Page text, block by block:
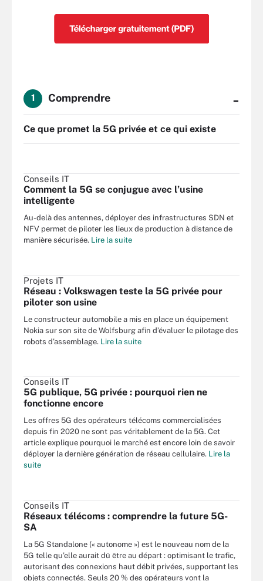
1 Comprendre -
Ce que promet la 5G privée et ce qui existe
Conseils IT
Comment la 5G se conjugue avec l’usine
intelligente
Au-delà des antennes, déployer des infrastructures SDN et
NFV permet de piloter les lieux de production à distance de
manière sécurisée. Lire la suite
Projets IT
Réseau : Volkswagen teste la 5G privée pour
piloter son usine
Le constructeur automobile a mis en place un équipement
Nokia sur son site de Wolfsburg afin d’évaluer le pilotage des
robots d’assemblage. Lire la suite
Conseils IT
5G publique, 5G privée : pourquoi rien ne
fonctionne encore
Les offres 5G des opérateurs télécoms commercialisées
depuis fin 2020 ne sont pas véritablement de la 5G. Cet
article explique pourquoi le marché est encore loin de savoir
déployer la dernière génération de réseau cellulaire. Lire la
suite
Conseils IT
Réseaux télécoms : comprendre la future 5G-
SA
La 5G Standalone (« autonome ») est le nouveau nom de la
5G telle qu’elle aurait dû être au départ : optimisant le trafic,
autorisant des connexions haut débit privées, supportant les
objets connectés. Seuls 20 % des opérateurs vont la